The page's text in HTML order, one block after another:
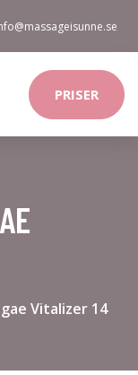
PRISER
Vitalizer 14